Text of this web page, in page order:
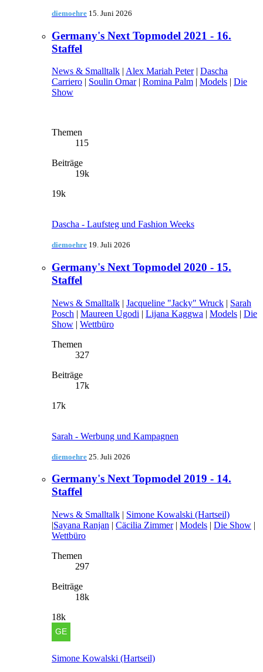
diemoehre 15. Juni 2026
Germany's Next Topmodel 2021 - 16.
Staffel
News & Smalltalk | Alex Mariah Peter| Dascha
Carriero | Soulin Omar| Romina Palm | Models | Die
Show
Themen
115
Beiträge
19k
19k
Dascha - Laufsteg und Fashion Weeks
diemoehre 19. Juli 2026
Germany's Next Topmodel 2020 - 15.
Staffel
News & Smalltalk | Jacqueline "Jacky" Wruck | Sarah
Posch | Maureen Ugodi | Lijana Kaggwa | Models | Die
Show | Wettbüro
Themen
327
Beiträge
17k
17k
Sarah - Werbung und Kampagnen
diemoehre 25. Juli 2026
Germany's Next Topmodel 2019 - 14.
Staffel
News & Smalltalk | Simone Kowalski (Hartseil)
|Sayana Ranjan | Cäcilia Zimmer| Models | Die Show |
Wettbüro
Themen
297
Beiträge
18k
18k
Simone Kowalski (Hartseil)